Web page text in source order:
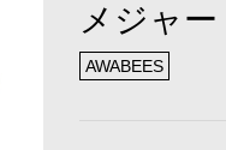
メジャ
AWABEES